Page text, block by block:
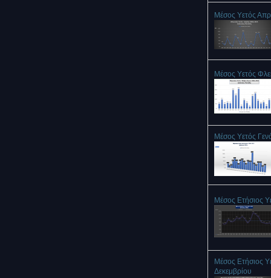
Μέσος Υετός
Μέσος Υετός
Μέσος Υετός
Μέσος Ετήσιος
Μέσος Ετήσιος
Δεκεμβρίου